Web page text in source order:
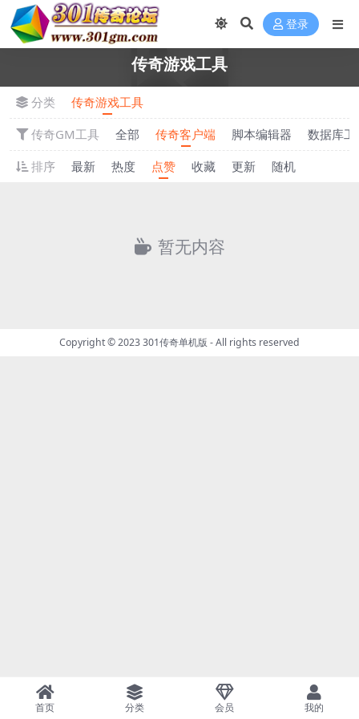
登录
传奇游戏工具
分类
传奇游戏工具
传奇GM工具
全部 传奇客户端 脚本编辑器
数据库工
排序
最新 热度 点赞 收藏 更新 随机
暂无内容
Copyright © 2023301传奇单机版 - All rights reserved
首页 分类 会员 我的